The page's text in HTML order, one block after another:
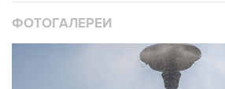
ФОТОГАЛЕРЕИ